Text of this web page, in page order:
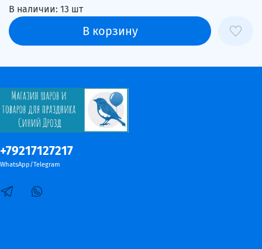
В наличии: 13 шт
В корзину
+79217127217
WhatsApp/Telegram